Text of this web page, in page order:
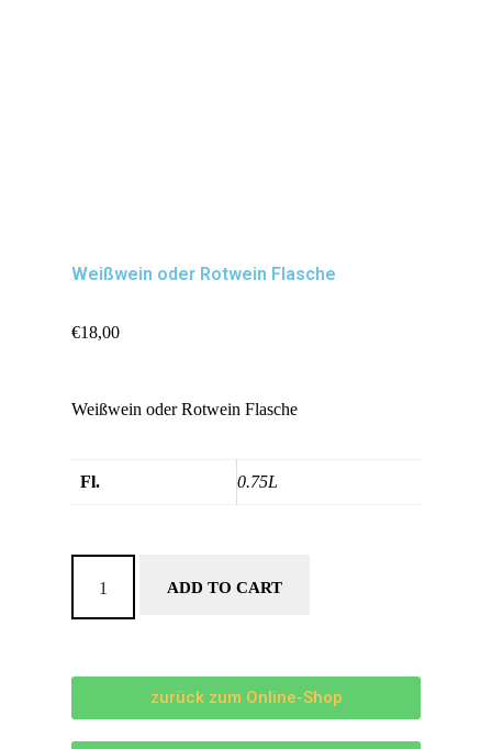
Weißwein oder Rotwein Flasche
€18,00
Weißwein oder Rotwein Flasche
Fl. 0.75L
ADD TO CART
zurück zum Online-Shop